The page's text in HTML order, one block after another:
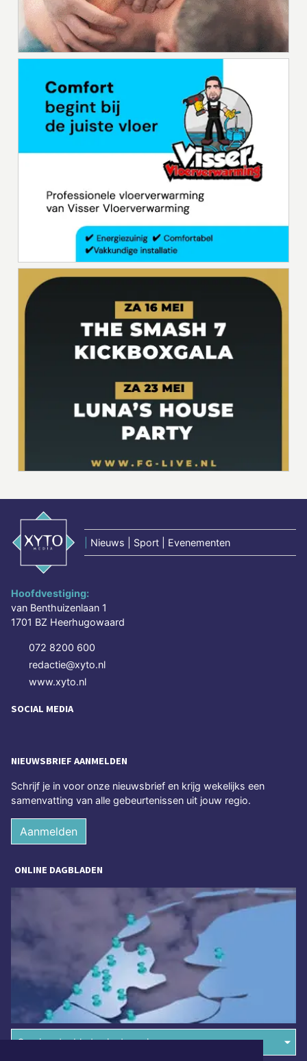
Nieuws | Sport | Evenementen
Hoofdvestiging:
van Benthuizenlaan 1
1701 BZ Heerhugowaard
072 8200 600
redactie@xyto.nl
www.xyto.nl
SOCIAL MEDIA
NIEUWSBRIEF AANMELDEN
Schrijf je in voor onze nieuwsbrief en krijg wekelijks een
samenvatting van alle gebeurtenissen uit jouw regio.
Aanmelden
ONLINE DAGBLADEN
Overige dagbladen in de regio